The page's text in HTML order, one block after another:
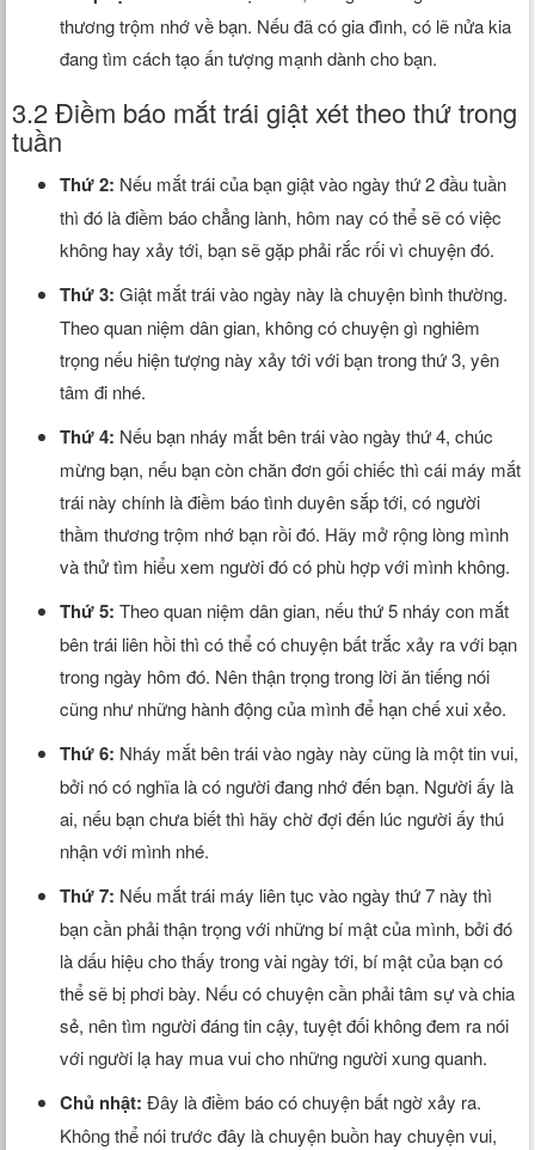
thương trộm nhớ về bạn. Nếu đã có gia đình, có lẽ nửa kia
đang tìm cách tạo ấn tượng mạnh dành cho bạn.
3.2 Điềm báo mắt trái giật xét theo thứ trong
tuần
Thứ 2: Nếu mắt trái của bạn giật vào ngày thứ 2 đầu tuần
thì đó là điềm báo chẳng lành, hôm nay có thể sẽ có việc
không hay xảy tới, bạn sẽ gặp phải rắc rối vì chuyện đó.
Thứ 3: Giật mắt trái vào ngày này là chuyện bình thường.
Theo quan niệm dân gian, không có chuyện gì nghiêm
trọng nếu hiện tượng này xảy tới với bạn trong thứ 3, yên
tâm đi nhé.
Thứ 4: Nếu bạn nháy mắt bên trái vào ngày thứ 4, chúc
mừng bạn, nếu bạn còn chăn đơn gối chiếc thì cái máy mắt
trái này chính là điềm báo tình duyên sắp tới, có người
thầm thương trộm nhớ bạn rồi đó. Hãy mở rộng lòng mình
và thử tìm hiểu xem người đó có phù hợp với mình không.
Thứ 5: Theo quan niệm dân gian, nếu thứ 5 nháy con mắt
bên trái liên hồi thì có thể có chuyện bất trắc xảy ra với bạn
trong ngày hôm đó. Nên thận trọng trong lời ăn tiếng nói
cũng như những hành động của mình để hạn chế xui xẻo.
Thứ 6: Nháy mắt bên trái vào ngày này cũng là một tin vui,
bởi nó có nghĩa là có người đang nhớ đến bạn. Người ấy là
ai, nếu bạn chưa biết thì hãy chờ đợi đến lúc người ấy thú
nhận với mình nhé.
Thứ 7: Nếu mắt trái máy liên tục vào ngày thứ 7 này thì
bạn cần phải thận trọng với những bí mật của mình, bởi đó
là dấu hiệu cho thấy trong vài ngày tới, bí mật của bạn có
thể sẽ bị phơi bày. Nếu có chuyện cần phải tâm sự và chia
sẻ, nên tìm người đáng tin cậy, tuyệt đối không đem ra nói
với người lạ hay mua vui cho những người xung quanh.
Chủ nhật: Đây là điềm báo có chuyện bất ngờ xảy ra.
Không thể nói trước đây là chuyện buồn hay chuyện vui,